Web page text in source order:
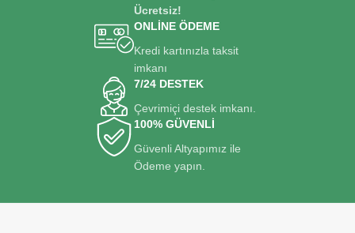
Ücretsiz!
ONLİNE ÖDEME
Kredi kartınızla taksit
imkanı
7/24 DESTEK
Çevrimiçi destek imkanı.
100% GÜVENLİ
Güvenli Altyapımız ile
Ödeme yapın.